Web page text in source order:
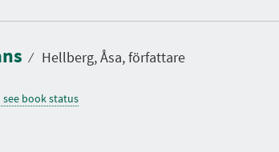
⁄ Hellberg, Åsa, författare
see book status